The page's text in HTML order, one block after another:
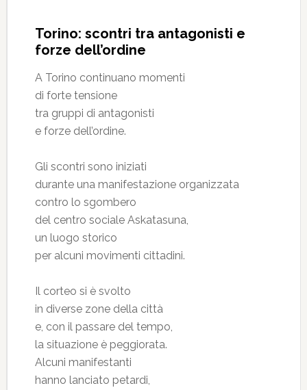
Torino: scontri tra antagonisti e
forze dell’ordine
A Torino continuano momenti
di forte tensione
tra gruppi di antagonisti
e forze dell’ordine.
Gli scontri sono iniziati
durante una manifestazione organizzata
contro lo sgombero
del centro sociale Askatasuna,
un luogo storico
per alcuni movimenti cittadini.
Il corteo si è svolto
in diverse zone della città
e, con il passare del tempo,
la situazione è peggiorata.
Alcuni manifestanti
hanno lanciato petardi,